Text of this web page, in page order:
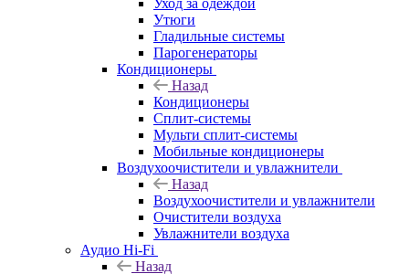
Уход за одеждой
Утюги
Гладильные системы
Парогенераторы
Кондиционеры
Назад
Кондиционеры
Сплит-системы
Мульти сплит-системы
Мобильные кондиционеры
Воздухоочистители и увлажнители
Назад
Воздухоочистители и увлажнители
Очистители воздуха
Увлажнители воздуха
Аудио Hi-Fi
Назад